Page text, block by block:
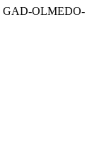
GAD-OLMEDO-